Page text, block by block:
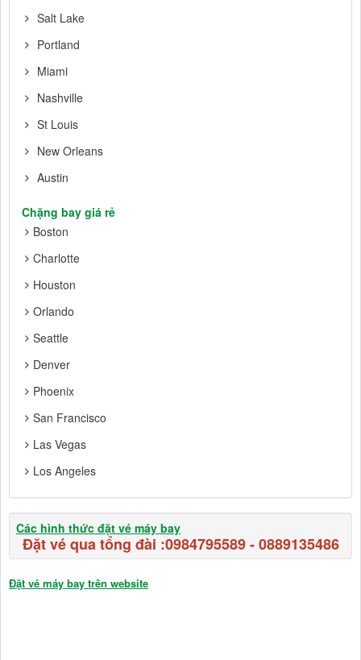
Salt Lake
Portland
Miami
Nashville
St Louis
New Orleans
Austin
Chặng bay giá rẻ
Boston
Charlotte
Houston
Orlando
Seattle
Denver
Phoenix
San Francisco
Las Vegas
Los Angeles
Các hình thức đặt vé máy bay
Đặt vé qua tổng đài :0984795589-0889135486
Đặt vé máy bay trên website